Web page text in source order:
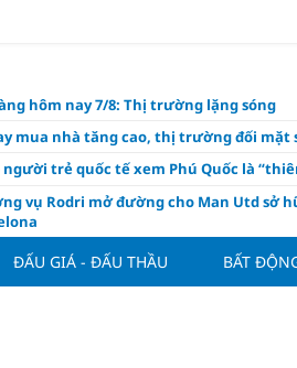
hôm nay 7/8: Thị trường lặng sóng
mua nhà tăng cao, thị trường đối mặt
người trẻ quốc tế xem Phú Quốc là
vụ Rodri mở đường cho Man Utd sở
thức đối với tham vọng công nghệ
đấu giá 57 lô đất tại phường Kiến
ĐẤU GIÁ - ĐẤU THẦU BẤT